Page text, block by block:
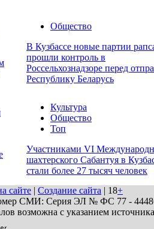
Общество
В Кузбассе новые партии
прошли контроль в
Россельхознадзоре перед
Республику Беларусь
Культура
Общество
Топ
Участниками VI
шахтерского Сабантуя в
стали более 27 тысяч человек
сайте | Создание сайта | 18+
СМИ: Серия ЭЛ № ФС 77 - 44486
возможна с указанием